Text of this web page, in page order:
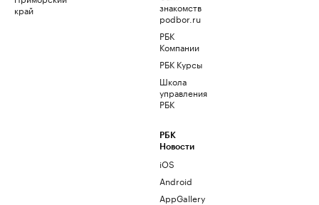
край
знакомств
podbor.ru
РБК
Компании
РБК Курсы
Школа
управления
РБК
РБК
Новости
iOS
Android
AppGallery